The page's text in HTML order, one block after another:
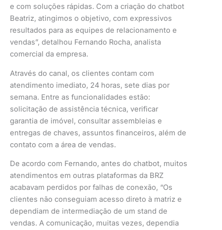
e com soluções rápidas. Com a criação do chatbot
Beatriz, atingimos o objetivo, com expressivos
resultados para as equipes de relacionamento e
vendas”, detalhou Fernando Rocha, analista
comercial da empresa.
Através do canal, os clientes contam com
atendimento imediato, 24 horas, sete dias por
semana. Entre as funcionalidades estão:
solicitação de assistência técnica, verificar
garantia de imóvel, consultar assembleias e
entregas de chaves, assuntos financeiros, além de
contato com a área de vendas.
De acordo com Fernando, antes do chatbot, muitos
atendimentos em outras plataformas da BRZ
acabavam perdidos por falhas de conexão, “Os
clientes não conseguiam acesso direto à matriz e
dependiam de intermediação de um stand de
vendas. A comunicação, muitas vezes, dependia